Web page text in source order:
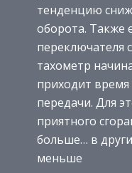
тенденцию
оборота. Также
переключателя
тахометр
приходит
передачи. Для
приятного
больше… в
меньше